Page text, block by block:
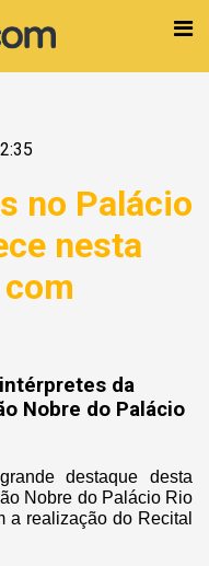
no Palácio
nesta
da
Nobre do Palácio
destaque desta
Nobre do Palácio Rio
a realização do Recital